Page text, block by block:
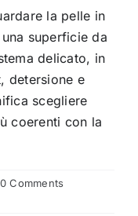
la pelle in
superficie da
delicato, in
detersione e
scegliere
coerenti con la
0 Comments